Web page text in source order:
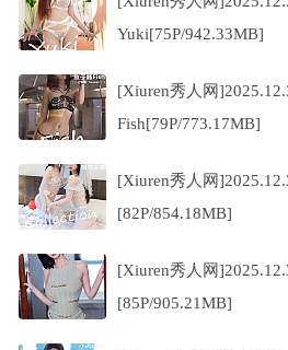
Yuki[75P/942.33MB]
[Xiuren秀人网
Fish[79P/773.17MB]
[Xiuren秀人网
[82P/854.18MB]
[Xiuren秀人网
[85P/905.21MB]